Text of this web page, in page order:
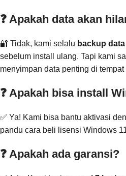
❓ Apakah data akan
🔐 Tidak, kami selalu backup
sebelum install ulang. Tapi kami
menyimpan data penting di tempat
❓ Apakah bisa install
✅ Ya! Kami bisa bantu aktivasi
pandu cara beli lisensi Windows
❓ Apakah ada garansi?